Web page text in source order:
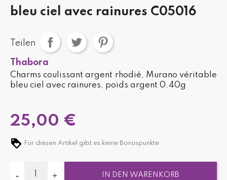
bleu ciel avec rainures C05016
Teilen
Thabora
Charms coulissant argent rhodié, Murano véritable
bleu ciel avec rainures, poids argent 0.40g
25,00 €
Für diesen Artikel gibt es keine Bonuspunkte.
IN DEN WARENKORB